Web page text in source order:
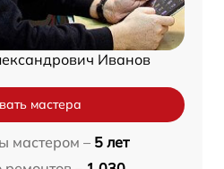
Иванов
мастера
мастером – 5 лет